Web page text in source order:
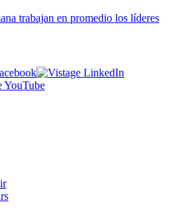
trabajan en promedio los líderes